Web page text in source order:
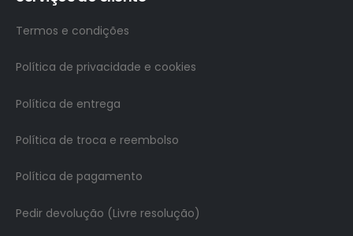
Termos e condições
Política de privacidade e cookies
Política de entrega
Política de troca e reembolso
Política de pagamento
Pedir devolução (Livre resolução)